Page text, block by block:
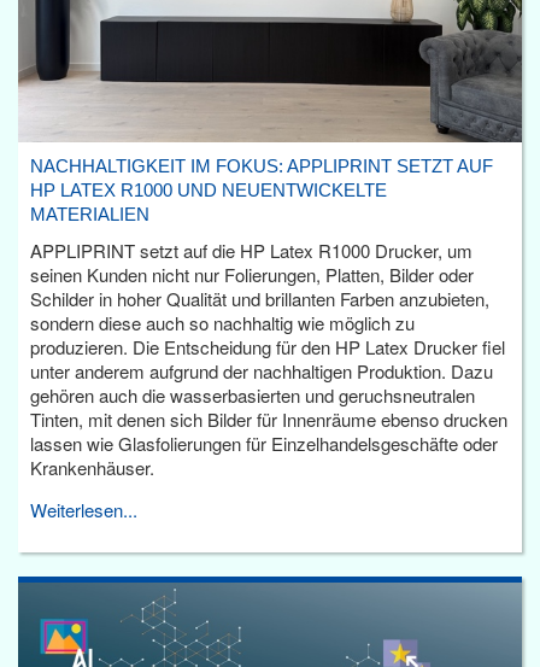
NACHHALTIGKEIT IM FOKUS: APPLIPRINT SETZT AUF
HP LATEX R1000 UND NEUENTWICKELTE
MATERIALIEN
APPLIPRINT setzt auf die HP Latex R1000 Drucker, um
seinen Kunden nicht nur Folierungen, Platten, Bilder oder
Schilder in hoher Qualität und brillanten Farben anzubieten,
sondern diese auch so nachhaltig wie möglich zu
produzieren. Die Entscheidung für den HP Latex Drucker fiel
unter anderem aufgrund der nachhaltigen Produktion. Dazu
gehören auch die wasserbasierten und geruchsneutralen
Tinten, mit denen sich Bilder für Innenräume ebenso drucken
lassen wie Glasfolierungen für Einzelhandelsgeschäfte oder
Krankenhäuser.
Weiterlesen...